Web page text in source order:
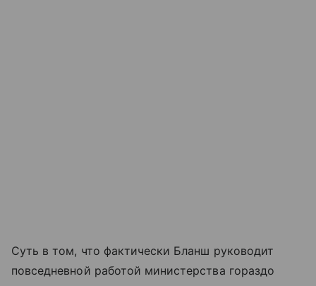
Суть в том, что фактически Бланш руководит
повседневной работой министерства гораздо